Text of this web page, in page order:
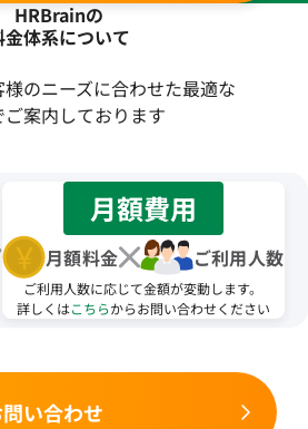
HRBrainの
金体系について
のニーズに合わせた最適な
案内しております
月額費用
月額料金 ご利用人数
ご利用人数に応じて金額が変動します。
詳しくはこちらからお問い合わせください
い合わせ